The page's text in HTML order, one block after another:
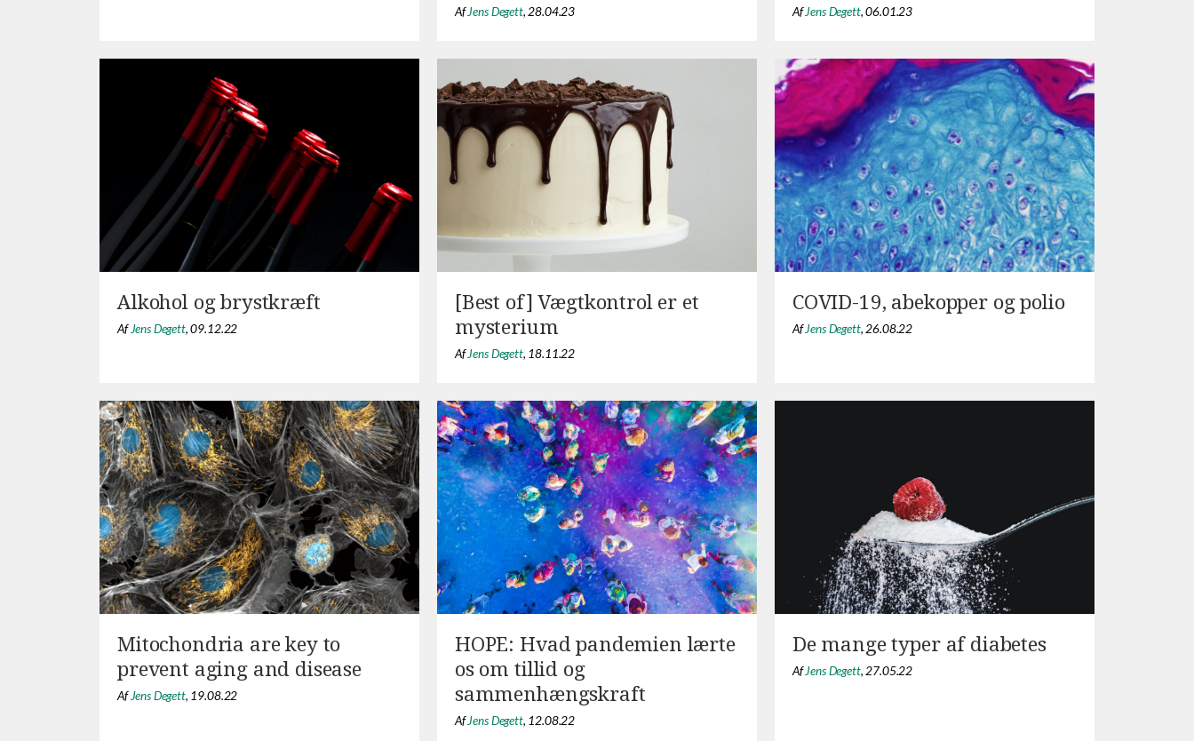
AfJens Degett, 28.04.23 AfJens Degett,06.01.23
Alkohol og brystkræft
Af Jens Degett,09.12.22
[Best of] Vægtkontrol er et
mysterium
AfJens Degett, 18.11.22
COVID-19, abekopper og polio
AfJens Degett, 26.08.22
Mitochondria are key to
prevent aging and disease
Af Jens Degett, 19.08.22
HOPE: Hvad pandemien lærte
os om tillid og
sammenhængskraft
AfJens Degett, 12.08.22
De mange typer af diabetes
AfJens Degett, 27.05.22